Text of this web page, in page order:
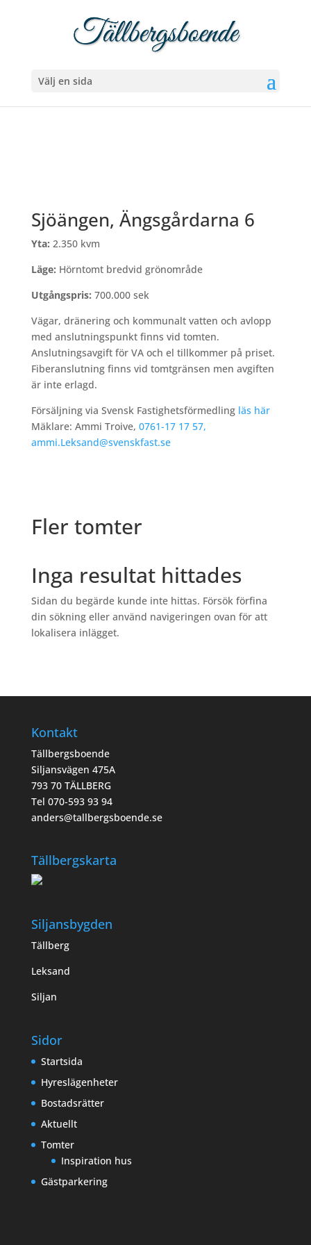
Välj en sida
Sjöängen, Ängsgårdarna 6
Yta: 2.350 kvm
Läge: Hörntomt bredvid grönområde
Utgångspris: 700.000 sek
Vägar, dränering och kommunalt vatten och avlopp
med anslutningspunkt finns vid tomten.
Anslutningsavgift för VA och el tillkommer på priset.
Fiberanslutning finns vid tomtgränsen men avgiften
är inte erlagd.
Försäljning via Svensk Fastighetsförmedlingläs här
Mäklare: Ammi Troive, 0761-17 17 57,
ammi.Leksand@svenskfast.se
Fler tomter
Inga resultat hittades
Sidan du begärde kunde inte hittas. Försök förfina
din sökning eller använd navigeringen ovan för att
lokalisera inlägget.
Kontakt
Tällbergsboende
Siljansvägen 475A
793 70 TÄLLBERG
Tel 070-593 93 94
anders@tallbergsboende.se
Tällbergskarta
Siljansbygden
Tällberg
Leksand
Siljan
Sidor
Startsida
Hyreslägenheter
Bostadsrätter
Aktuellt
Tomter
Inspiration hus
Gästparkering